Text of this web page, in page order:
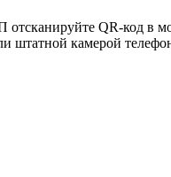
отсканируйте QR-код в
штатной камерой